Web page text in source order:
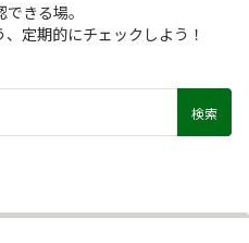
きる場。
定期的にチェックしよう！